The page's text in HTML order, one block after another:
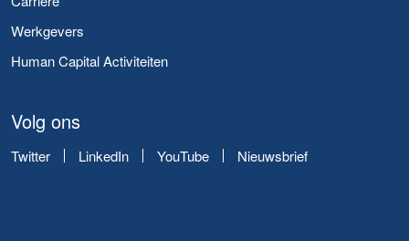
Werkgevers
Human Capital Activiteiten
Volg ons
Twitter LinkedIn YouTube Nieuwsbrief